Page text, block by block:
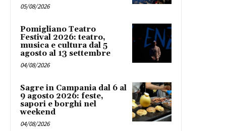
05/08/2026
Pomigliano Teatro
Festival 2026: teatro,
musica e cultura dal 5
agosto al 13 settembre
04/08/2026
Sagre in Campania dal 6 al
9 agosto 2026: feste,
sapori e borghi nel
weekend
04/08/2026